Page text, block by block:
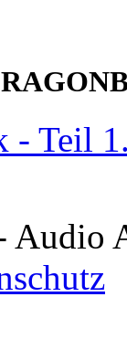
- Teil
Audio